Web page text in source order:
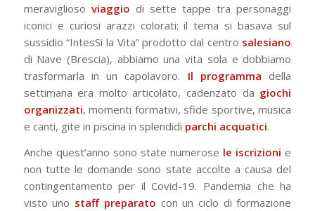
meraviglioso viaggio di sette tappe tra personaggi
iconici e curiosi arazzi colorati: il tema si basava sul
sussidio “IntesSi la Vita” prodotto dal centro salesiano
di Nave (Brescia), abbiamo una vita sola e dobbiamo
trasformarla in un capolavoro. Il programma della
settimana era molto articolato, cadenzato da giochi
organizzati, momenti formativi, sfide sportive, musica
e canti, gite in piscina in splendidi parchi acquatici.
Anche quest’anno sono state numerose le iscrizioni e
non tutte le domande sono state accolte a causa del
contingentamento per il Covid-19. Pandemia che ha
visto uno staff preparato con un ciclo di formazione